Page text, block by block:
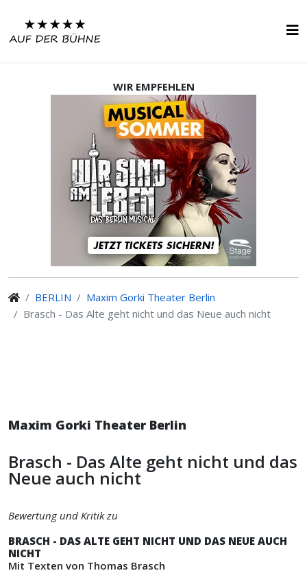
WIR EMPFEHLEN
BERLIN
Maxim Gorki Theater Berlin
Brasch - Das Alte geht nicht und das Neue auch nicht
Maxim Gorki Theater Berlin
Brasch - Das Alte geht nicht und das
Neue auch nicht
Bewertung und Kritik zu
BRASCH - DAS ALTE GEHT NICHT UND DAS NEUE AUCH
NICHT
Mit Texten von Thomas Brasch